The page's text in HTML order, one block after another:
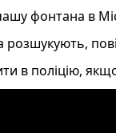
фонтана в
розшукують,
в поліцію,